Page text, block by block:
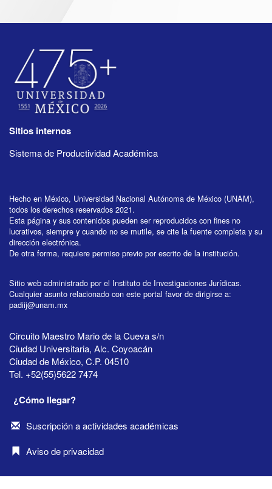
Sitios internos
Sistema de Productividad Académica
Hecho en México, Universidad Nacional Autónoma de México (UNAM),
todos los derechos reservados 2021.
Esta página y sus contenidos pueden ser reproducidos con fines no
lucrativos, siempre y cuando no se mutile, se cite la fuente completa y su
dirección electrónica.
De otra forma, requiere permiso previo por escrito de la institución.
Sitio web administrado por el Instituto de Investigaciones Jurídicas.
Cualquier asunto relacionado con este portal favor de dirigirse a:
padiij@unam.mx
Circuito Maestro Mario de la Cueva s/n
Ciudad Universitaria, Alc. Coyoacán
Ciudad de México, C.P. 04510
Tel. +52(55)5622 7474
¿Cómo llegar?
Suscripción a actividades académicas
Aviso de privacidad